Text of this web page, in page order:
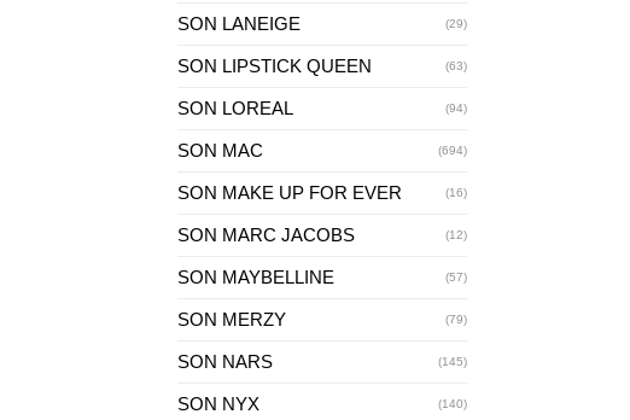
SON LANEIGE (29)
SON LIPSTICK QUEEN (63)
SON LOREAL (94)
SON MAC (694)
SON MAKE UP FOR EVER (16)
SON MARC JACOBS (12)
SON MAYBELLINE (57)
SON MERZY (79)
SON NARS (145)
SON NYX (140)